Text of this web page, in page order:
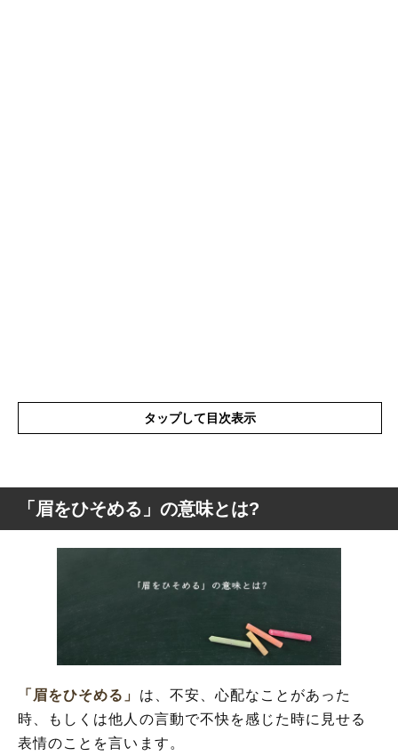
タップして目次表示
「眉をひそめる」の意味とは?
「眉をひそめる」の言葉の使い方
「眉をひそめる」を使った例文や短文・意
味を解釈
「眉をひそめる」の類語や類義の表現
「眉をひそめる」の意味とは?
「眉をひそめる」 は、不安、心配なことがあった
時、もしくは他人の言動で不快を感じた時に見せる
表情のことを言います。